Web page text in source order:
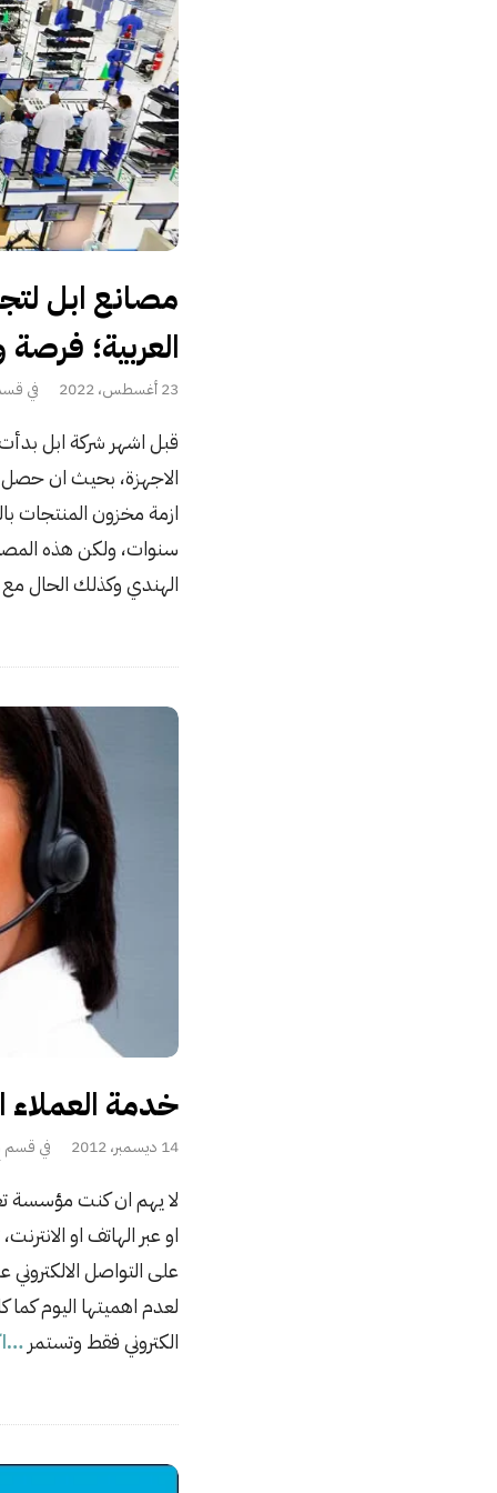
مصانع ابل
العربية؛
P
b
l
i
D
23 أغسطس، 2022
قبل اشهر شركة ابل
الاجهزة، بحيث ان حصل
ازمة مخزون المنتجات
سنوات، ولكن هذه
الهندي وكذلك الحال
خدمة العملاء
P
b
l
s
D
14 ديسمبر، 2012
لا يهم ان كنت مؤسسة
او عبر الهاتف او
على التواصل
لعدم اهميتها اليوم كما
الكتروني فقط وتستمر